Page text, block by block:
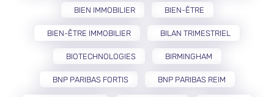
BIEN IMMOBILIER BIEN-ÊTRE
BIEN-ÊTRE IMMOBILIER BILAN TRIMESTRIEL
BIOTECHNOLOGIES BIRMINGHAM
BNP PARIBAS FORTIS BNP PARIBAS REIM